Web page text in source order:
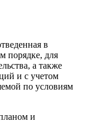
в
порядке, для
а также
и с учетом
по условиям
и